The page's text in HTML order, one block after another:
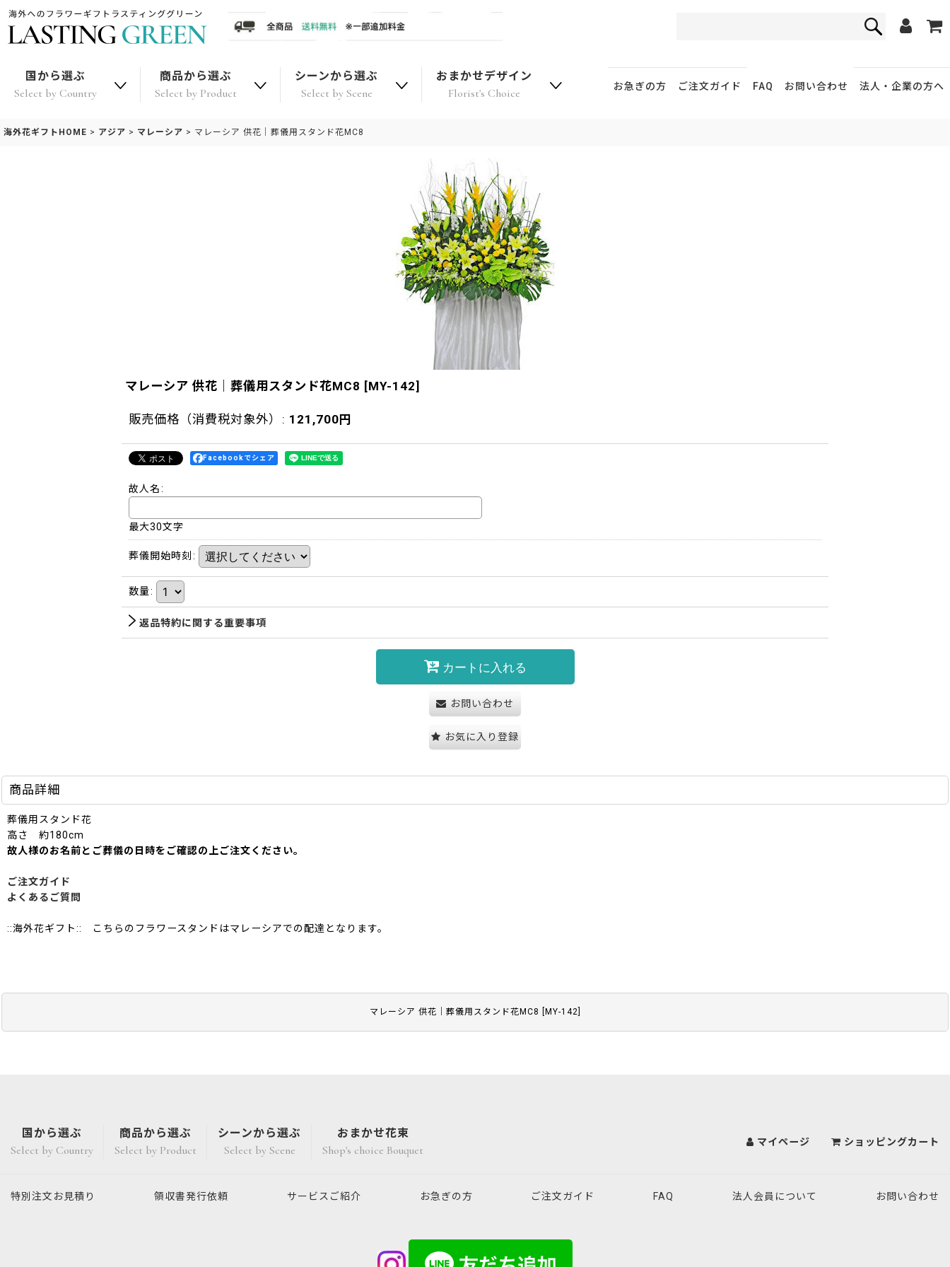
国から選ぶ
Select by Country
商品から選ぶ
Select by Product
シーンから選ぶ
Select by Scene
おまかせデザイン
Florist's Choice 法人・企業の方へ
ご注文ガイド
お急ぎの方 FAQ お問い合わせ
海外花ギフトHOME > アジア > マレーシア > マレーシア 供花｜葬儀用スタンド花MC8
マレーシア 供花｜葬儀用スタンド花MC8 MY-142
マレーシア 供花｜葬儀用スタンド花MC8 [MY-142]
販売価格（消費税対象外） : 121,700 円
Facebookでシェア
故人名:
最大30文字
葬儀開始時刻 :
数量:
返品特約に関する重要事項
カートに入れる
お問い合わせ
お気に入り登録
商品詳細
葬儀用スタンド花
高さ 約180cm
故人様のお名前とご葬儀の日時をご確認の上ご注文ください。
ご注文ガイド
よくあるご質問
::海外花ギフト:: こちらのフラワースタンドはマレーシアでの配達となります。
国から選ぶ
Select by Country
商品から選ぶ
Select by Product
シーンから選ぶ
Select by Scene
おまかせ花束
Shop's choice Bouquet
マイページ ショッピングカート
特別注文 お見積り 領収書発行依頼 サービスご紹介 お急ぎの方 ご注文ガイド FAQ 法人会員について お問い合わせ